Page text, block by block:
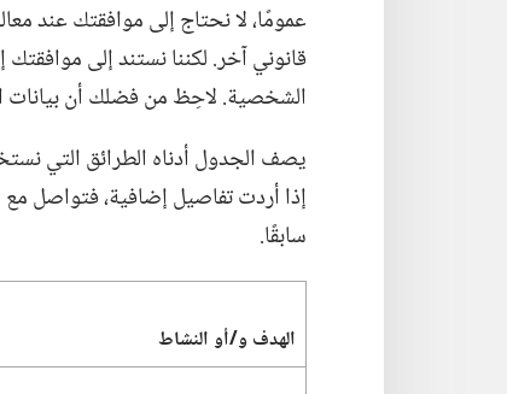
عمومًا،‏ لا نحتاج إلى موافقتك عند
قانوني آخر.‏ لكننا نستند إلى
الشخصية.‏ لاحِظ من فضلك أن بيانات
يصف الجدول أدناه الطرائق التي
إذا أردت تفاصيل إضافية،‏ فتواصل
سابقًا.‏
الهدف و/‏أو النشاط